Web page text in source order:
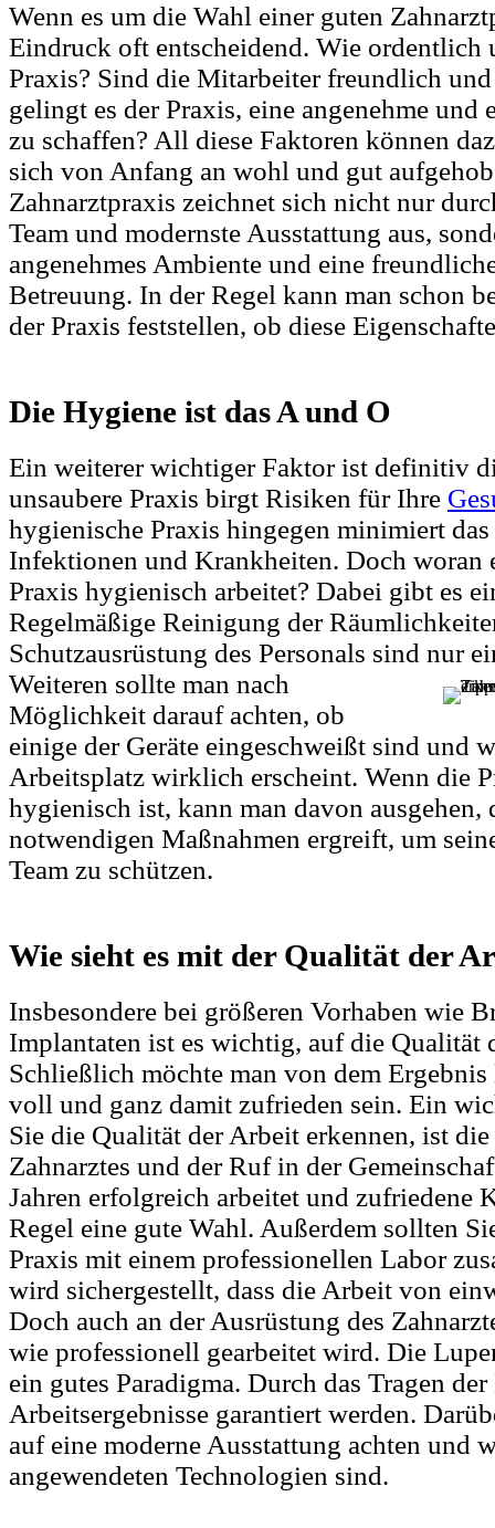
Wenn es um die Wahl einer guten
Eindruck oft entscheidend. Wie ordentlich
Praxis? Sind die Mitarbeiter freundlich
gelingt es der Praxis, eine angenehme und
zu schaffen? All diese Faktoren können
sich von Anfang an wohl und gut
Zahnarztpraxis zeichnet sich nicht nur
Team und modernste Ausstattung aus,
angenehmes Ambiente und eine
Betreuung. In der Regel kann man schon
der Praxis feststellen, ob diese
Die Hygiene ist das A und O
Ein weiterer wichtiger Faktor ist definitiv
unsaubere Praxis birgt Risiken für Ihre
hygienische Praxis hingegen minimiert
Infektionen und Krankheiten. Doch woran
Praxis hygienisch arbeitet? Dabei gibt es
Regelmäßige Reinigung der
Schutzausrüstung des Personals sind nur
Weiteren sollte man nach
Möglichkeit darauf achten, ob
einige der Geräte eingeschweißt sind und
Arbeitsplatz wirklich erscheint. Wenn die
hygienisch ist, kann man davon ausgehen,
notwendigen Maßnahmen ergreift, um
Team zu schützen.
Wie sieht es mit der Qualität der
Insbesondere bei größeren Vorhaben wie
Implantaten ist es wichtig, auf die Qualität
Schließlich möchte man von dem Ergebnis
voll und ganz damit zufrieden sein. Ein
Sie die Qualität der Arbeit erkennen, ist
Zahnarztes und der Ruf in der
Jahren erfolgreich arbeitet und zufriedene
Regel eine gute Wahl. Außerdem sollten
Praxis mit einem professionellen Labor
wird sichergestellt, dass die Arbeit von
Doch auch an der Ausrüstung des
wie professionell gearbeitet wird. Die
ein gutes Paradigma. Durch das Tragen
Arbeitsergebnisse garantiert werden.
auf eine moderne Ausstattung achten und
angewendeten Technologien sind.